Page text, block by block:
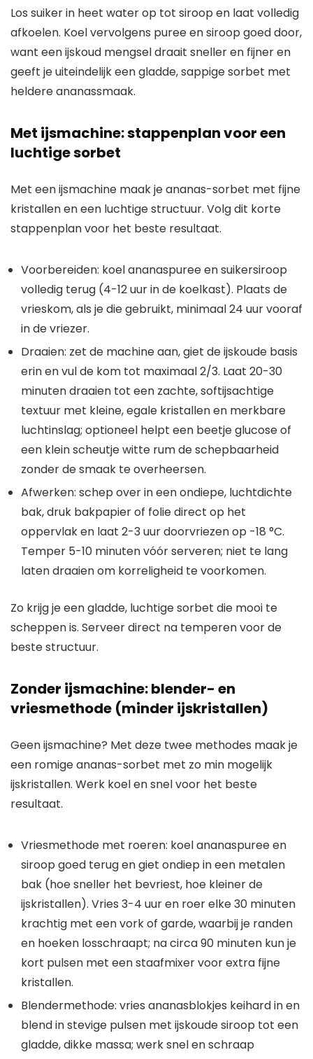
Los suiker in heet water op tot siroop en laat volledig
afkoelen. Koel vervolgens puree en siroop goed door,
want een ijskoud mengsel draait sneller en fijner en
geeft je uiteindelijk een gladde, sappige sorbet met
heldere ananassmaak.
Met ijsmachine: stappenplan voor een
luchtige sorbet
Met een ijsmachine maak je ananas-sorbet met fijne
kristallen en een luchtige structuur. Volg dit korte
stappenplan voor het beste resultaat.
Voorbereiden: koel ananaspuree en suikersiroop
volledig terug (4-12 uur in de koelkast). Plaats de
vrieskom, als je die gebruikt, minimaal 24 uur vooraf
in de vriezer.
Draaien: zet de machine aan, giet de ijskoude basis
erin en vul de kom tot maximaal 2/3. Laat 20-30
minuten draaien tot een zachte, softijsachtige
textuur met kleine, egale kristallen en merkbare
luchtinslag; optioneel helpt een beetje glucose of
een klein scheutje witte rum de schepbaarheid
zonder de smaak te overheersen.
Afwerken: schep over in een ondiepe, luchtdichte
bak, druk bakpapier of folie direct op het
oppervlak en laat 2-3 uur doorvriezen op -18 °C.
Temper 5-10 minuten vóór serveren; niet te lang
laten draaien om korreligheid te voorkomen.
Zo krijg je een gladde, luchtige sorbet die mooi te
scheppen is. Serveer direct na temperen voor de
beste structuur.
Zonder ijsmachine: blender- en
vriesmethode (minder ijskristallen)
Geen ijsmachine? Met deze twee methodes maak je
een romige ananas-sorbet met zo min mogelijk
ijskristallen. Werk koel en snel voor het beste
resultaat.
Vriesmethode met roeren: koel ananaspuree en
siroop goed terug en giet ondiep in een metalen
bak (hoe sneller het bevriest, hoe kleiner de
ijskristallen). Vries 3-4 uur en roer elke 30 minuten
krachtig met een vork of garde, waarbij je randen
en hoeken losschraapt; na circa 90 minuten kun je
kort pulsen met een staafmixer voor extra fijne
kristallen.
Blendermethode: vries ananasblokjes keihard in en
blend in stevige pulsen met ijskoude siroop tot een
gladde, dikke massa; werk snel en schraap